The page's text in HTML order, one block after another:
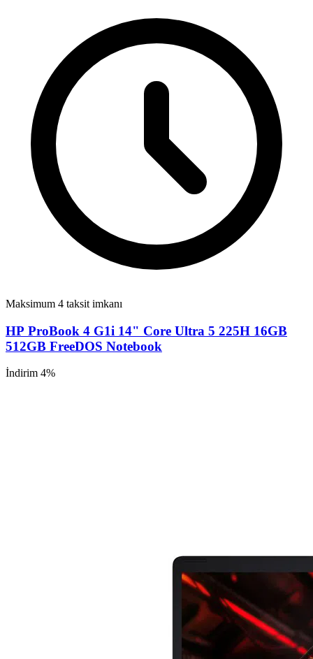
Maksimum 4 taksit imkanı
HP ProBook 4 G1i 14" Core Ultra 5 225H 16GB
512GB FreeDOS Notebook
İndirim 4%